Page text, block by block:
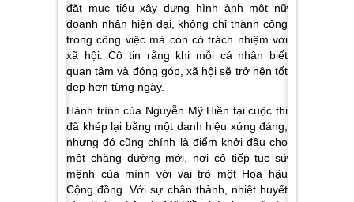
đặt mục tiêu xây dựng hình ảnh một nữ
doanh nhân hiện đại, không chỉ thành công
trong công việc mà còn có trách nhiệm với
xã hội. Cô tin rằng khi mỗi cá nhân biết
quan tâm và đóng góp, xã hội sẽ trở nên tốt
đẹp hơn từng ngày.
Hành trình của Nguyễn Mỹ Hiền tại cuộc thi
đã khép lại bằng một danh hiệu xứng đáng,
nhưng đó cũng chính là điểm khởi đầu cho
một chặng đường mới, nơi cô tiếp tục sứ
mệnh của mình với vai trò một Hoa hậu
Cộng đồng. Với sự chân thành, nhiệt huyết